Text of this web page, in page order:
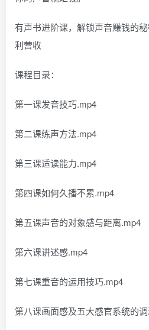
有声书进阶课，解锁声音赚钱的
利营收
课程目录：
第一课发音技巧.mp4
第二课练声方法.mp4
第三课适读能力.mp4
第四课如何久播不累.mp4
第五课声音的对象感与距离.mp4
第六课讲述感.mp4
第七课重音的运用技巧.mp4
第八课画面感及五大感官系统的